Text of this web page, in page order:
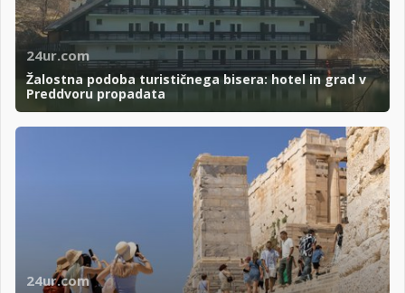
24ur.com
Žalostna podoba turističnega bisera: hotel in grad v
Preddvoru propadata
24ur.com